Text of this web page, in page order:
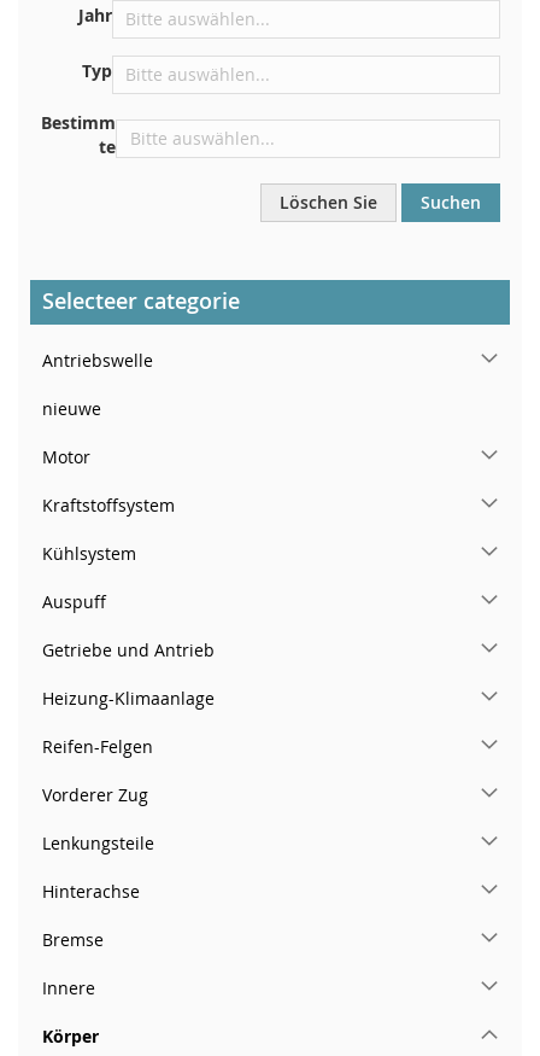
Direkt im Motorraum
Armaturenbrett
Jahr
Typ
Bestimm
te
Löschen Sie Suchen
Selecteer categorie
Antriebswelle
nieuwe
Motor
Kraftstoffsystem
Kühlsystem
Auspuff
Getriebe und Antrieb
Heizung-Klimaanlage
Reifen-Felgen
Vorderer Zug
Lenkungsteile
Hinterachse
Bremse
Innere
Körper